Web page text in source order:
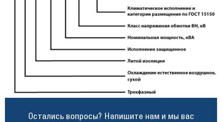
Остались вопросы? Напишите нам и мы вас